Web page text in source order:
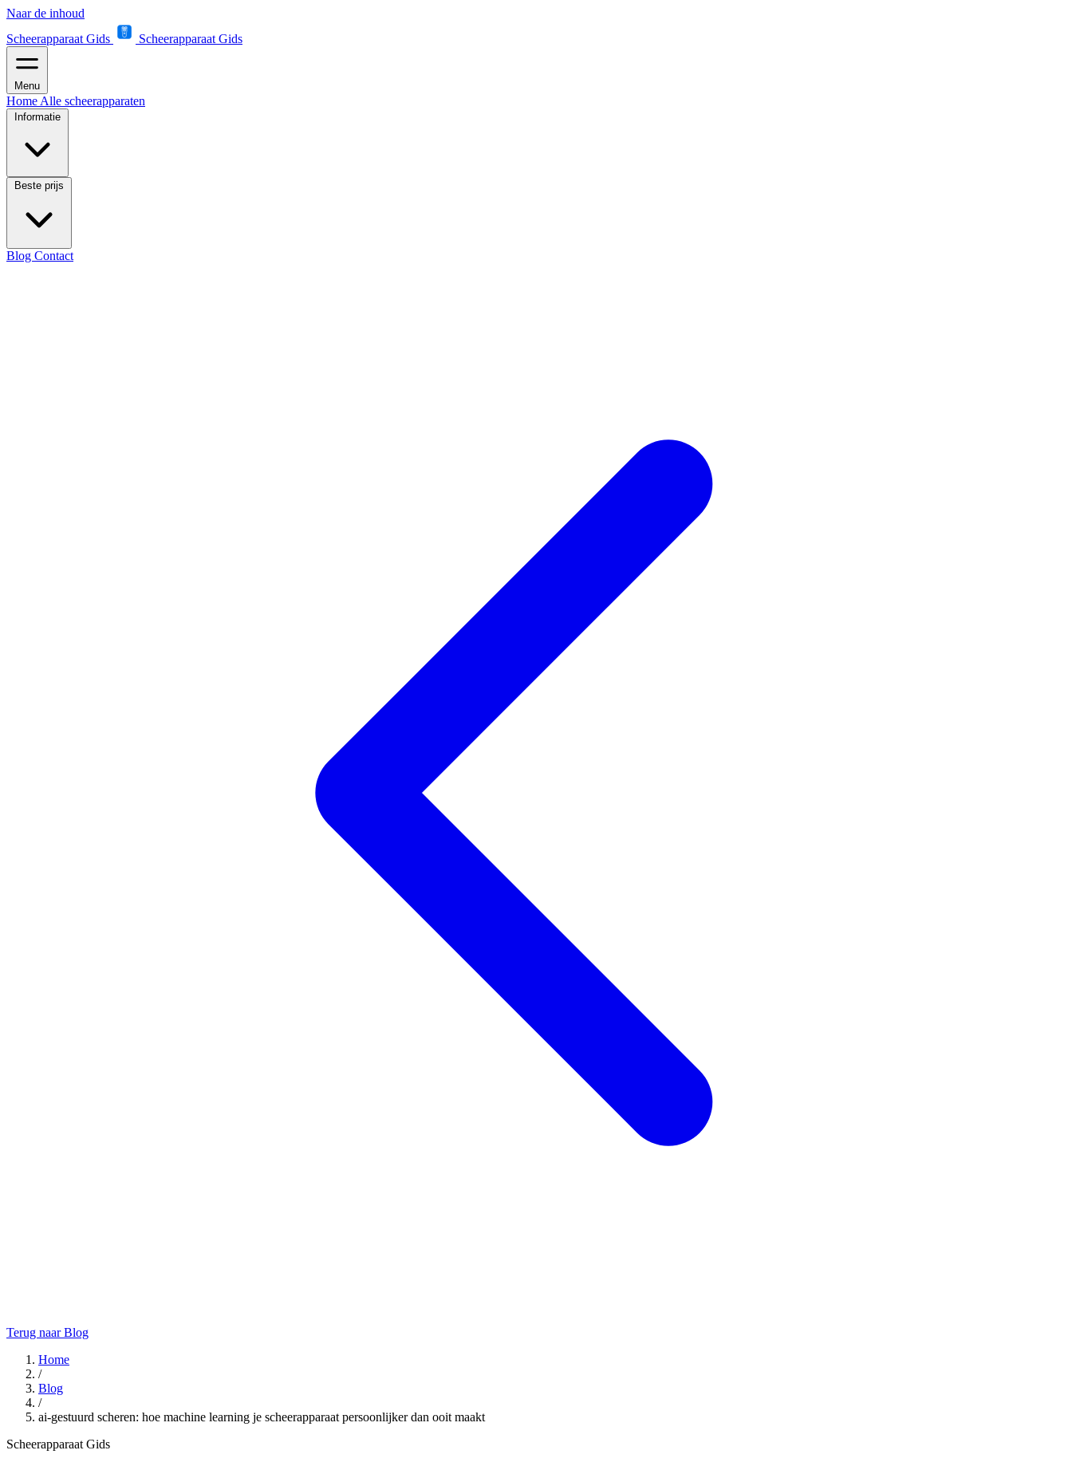
Naar de inhoud
Scheerapparaat Gids
Scheerapparaat Gids
Menu
Home Alle scheerapparaten
Informatie
Beste prijs
Blog Contact
Terug naar Blog
Home
/
Blog
/
ai-gestuurd scheren: hoe machine learning je scheerapparaat persoonlijker dan ooit maakt
Scheerapparaat Gids